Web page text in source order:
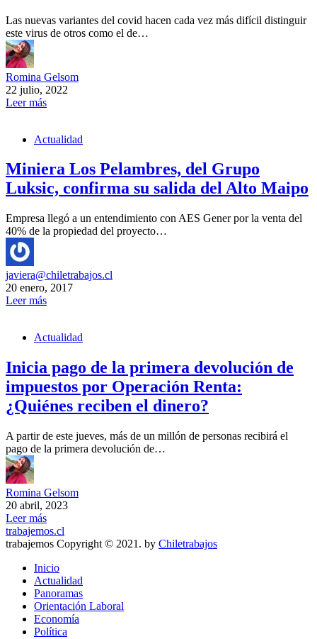
Las nuevas variantes del covid hacen cada vez más difícil distinguir
este virus de otros como el de…
Romina Gelsom
22 julio, 2022
Leer más
Actualidad
Miniera Los Pelambres, del Grupo
Luksic, confirma su salida del Alto Maipo
Empresa llegó a un entendimiento con AES Gener por la venta del
40% de la propiedad del proyecto…
javiera@chiletrabajos.cl
20 enero, 2017
Leer más
Actualidad
Inicia pago de la primera devolución de
impuestos por Operación Renta:
¿Quiénes reciben el dinero?
A partir de este jueves, más de un millón de personas recibirá el
pago de la primera devolución de…
Romina Gelsom
20 abril, 2023
Leer más
trabajemos.cl
trabajemos Copyright © 2021. by Chiletrabajos
Inicio
Actualidad
Panoramas
Orientación Laboral
Economía
Política